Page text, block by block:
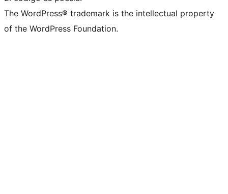
The WordPress® trademark is the intellectual property
of the WordPress Foundation.